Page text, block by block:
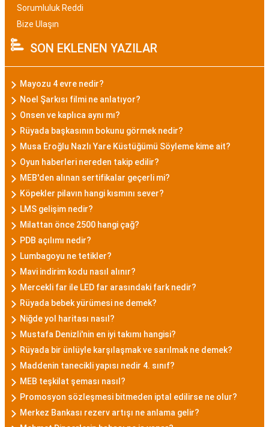
Sorumluluk Reddi
Bize Ulaşın
SON EKLENEN YAZILAR
Mayozu 4 evre nedir?
Noel Şarkısı filmi ne anlatıyor?
Onsen ve kaplıca aynı mı?
Rüyada başkasının bokunu görmek nedir?
Musa Eroğlu Nazlı Yare Küstüğümü Söyleme kime ait?
Oyun haberleri nereden takip edilir?
MEB'den alınan sertifikalar geçerli mi?
Köpekler pilavın hangi kısmını sever?
LMS gelişim nedir?
Milattan önce 2500 hangi çağ?
PDB açılımı nedir?
Lumbagoyu ne tetikler?
Mavi indirim kodu nasıl alınır?
Mercekli far ile LED far arasındaki fark nedir?
Rüyada bebek yürümesi ne demek?
Niğde yol haritası nasıl?
Mustafa Denizli'nin en iyi takımı hangisi?
Rüyada bir ünlüyle karşılaşmak ve sarılmak ne demek?
Maddenin tanecikli yapısı nedir 4. sınıf?
MEB teşkilat şeması nasıl?
Promosyon sözleşmesi bitmeden iptal edilirse ne olur?
Merkez Bankası rezerv artışı ne anlama gelir?